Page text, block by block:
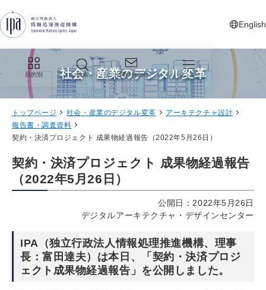
English
新しいタ
目的別 検索 お問い合わせ メニュー
社会・産業のデジタル変革
トップページ 社会・産業のデジタル変革
アーキテクチャ設計
報告書・調査資料
契約・決済プロジェクト 成果物経過報告（2022年5月26日）
契約・決済プロジェクト 成果物経過報告
（2022年5月26日）
公開日：2022年5月26日
デジタルアーキテクチャ・デザインセンター
IPA（独立行政法人情報処理推進機構、理事
長：富田達夫）は本日、「契約・決済プロジ
ェクト成果物経過報告」を公開しました。